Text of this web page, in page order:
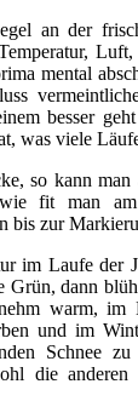
an der
Luft,
mental
besser
was viele
so kann man
wie fit man
bis zur
im Laufe der
Grün, dann
warm,
und im
Schnee
die anderen